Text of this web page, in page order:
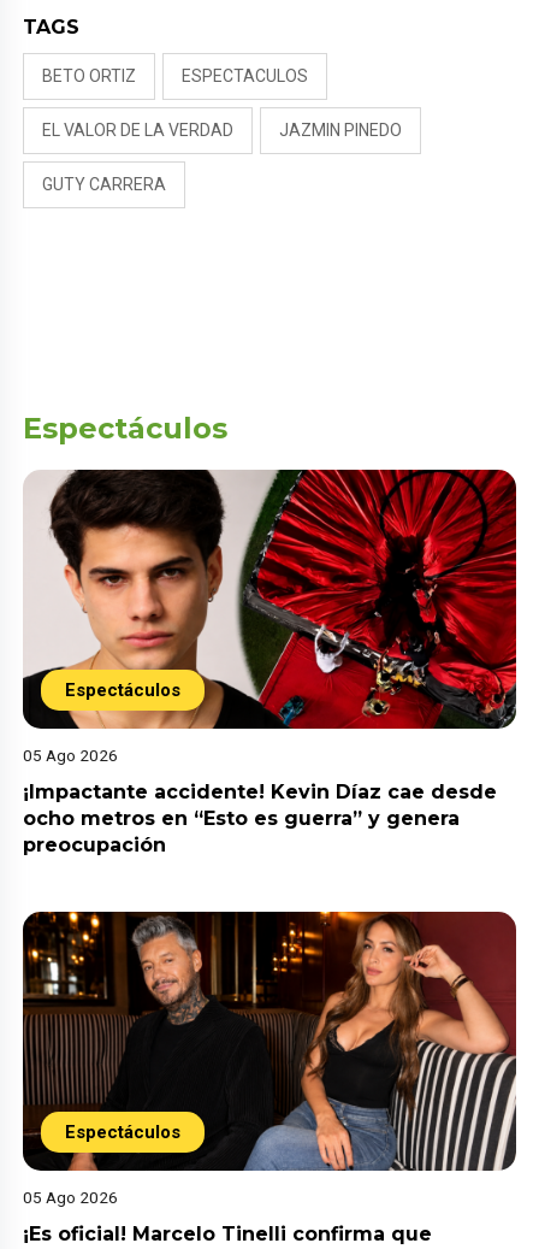
TAGS
BETO ORTIZ ESPECTACULOS
EL VALOR DE LA VERDAD JAZMIN PINEDO
GUTY CARRERA
Espectáculos
Espectáculos
05 Ago 2026
¡Impactante accidente! Kevin Díaz cae desde
ocho metros en “Esto es guerra” y genera
preocupación
Espectáculos
05 Ago 2026
¡Es oficial! Marcelo Tinelli confirma que